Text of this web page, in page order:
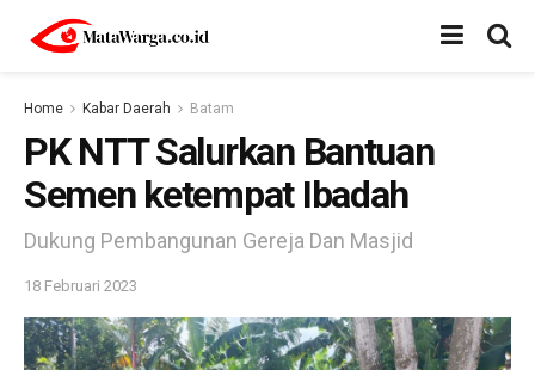
Home Kabar Daerah Batam
PK NTT Salurkan Bantuan
Semen ketempat Ibadah
Dukung Pembangunan Gereja Dan Masjid
18 Februari 2023